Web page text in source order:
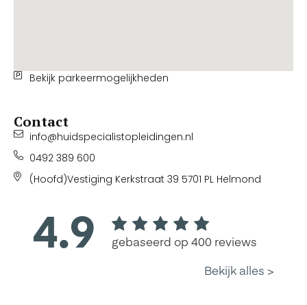
Bekijk parkeermogelijkheden
Contact
info@huidspecialistopleidingen.nl
0492 389 600
(Hoofd)Vestiging Kerkstraat 39 5701 PL Helmond